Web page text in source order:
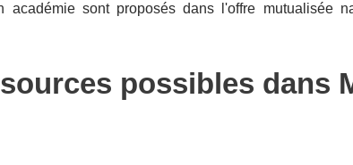
académie sont proposés dans l'offre mutualisée
possibles dans